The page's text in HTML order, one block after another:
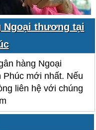
Ngoại thương tại
hàng Ngoại
mới nhất. Nếu
liên hệ với chúng